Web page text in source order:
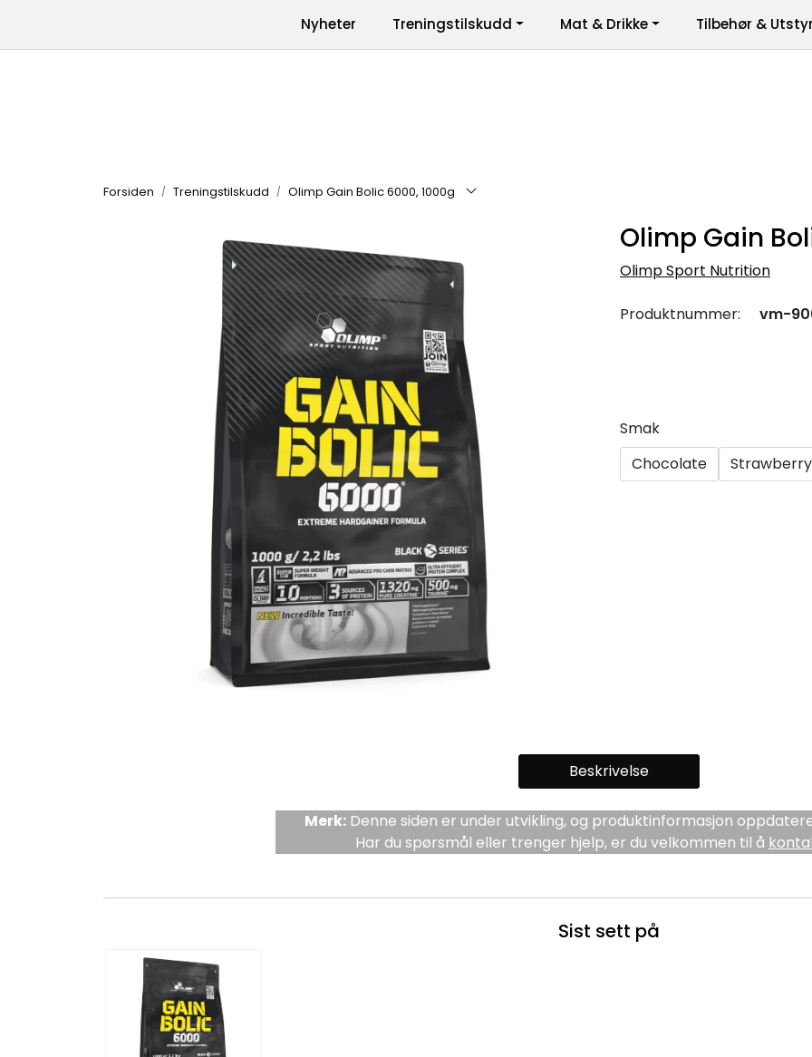
Produkter | Varemerker
Nyheter Treningstilskudd Mat & Drikke Tilbehør & Utstyr
Forsiden Treningstilskudd Olimp Gain Bolic 6000, 1000g
Olimp Gain
Olimp Sport Nutrition
Produktnummer: vm-
Smak
Chocolate
Strawberry
Beskrivelse
Merk:Denne siden er under utvikling, og produktinformasjon
Har du spørsmål eller trenger hjelp, er du velkommen til å
Sist sett på